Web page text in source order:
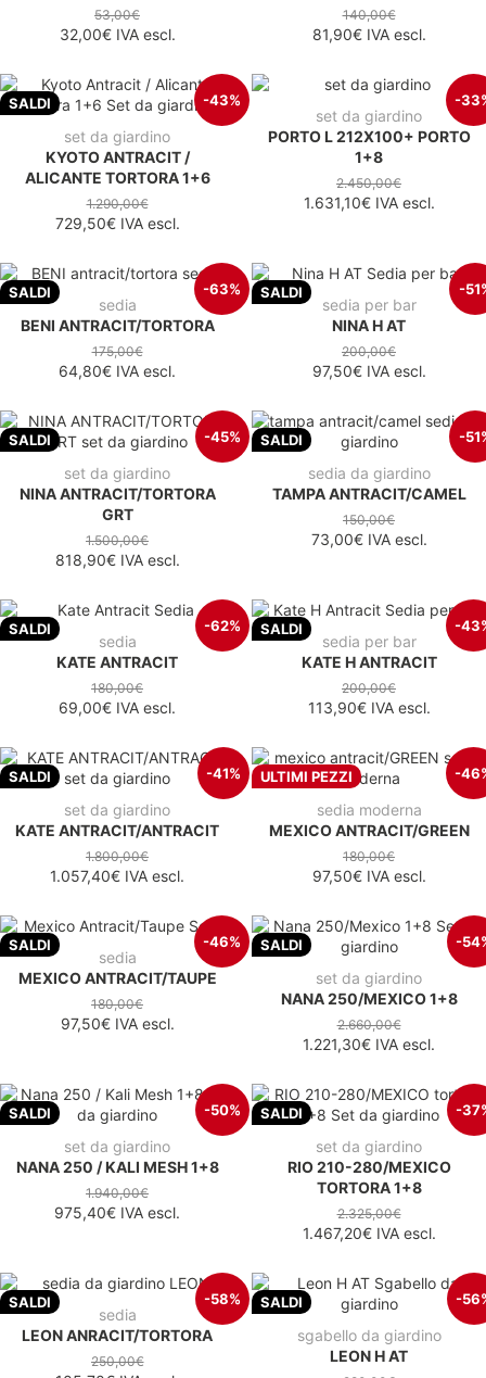
53,00€
32,00€IVA escl.
140,00€
81,90€IVA escl.
SALDI -43%
set da giardino
KYOTO ANTRACIT /
ALICANTE TORTORA 1+6
1.290,00€
729,50€IVA escl.
-
set da giardino
PORTO L 212X100+ PORTO
1+8
2.450,00€
1.631,10€IVA escl.
SALDI -63%
sedia
BENI ANTRACIT/TORTORA
175,00€
64,80€ IVA escl.
SALDI -
sedia per bar
NINA H AT
200,00€
97,50€IVA escl.
SALDI -45%
set da giardino
NINA ANTRACIT/TORTORA
GRT
1.500,00€
818,90€IVA escl.
SALDI -
sedia da giardino
TAMPA ANTRACIT/CAMEL
150,00€
73,00€IVA escl.
SALDI -62%
sedia
KATE ANTRACIT
180,00€
69,00€ IVA escl.
SALDI -
sedia per bar
KATE H ANTRACIT
200,00€
113,90€IVA escl.
SALDI -41%
set da giardino
KATE ANTRACIT/ANTRACIT
1.800,00€
1.057,40€ IVA escl.
ULTIMI PEZZI -
sedia moderna
MEXICO ANTRACIT/GREEN
180,00€
97,50€IVA escl.
SALDI -46%
sedia
MEXICO ANTRACIT/TAUPE
180,00€
97,50€IVA escl.
SALDI -
set da giardino
NANA 250/MEXICO 1+8
2.660,00€
1.221,30€ IVA escl.
SALDI -50%
set da giardino
NANA 250 / KALI MESH 1+8
1.940,00€
975,40€ IVA escl.
SALDI -
set da giardino
RIO 210-280/MEXICO
TORTORA 1+8
2.325,00€
1.467,20€IVA escl.
SALDI -58%
sedia
LEON ANRACIT/TORTORA
250,00€
SALDI -
sgabello da giardino
LEON H AT